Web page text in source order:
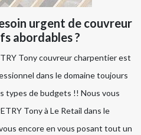
urgent de couvreur
abordables ?
Tony couvreur charpentier est
dans le domaine toujours
types de budgets !! Nous vous
Tony à Le Retail dans le
encore en vous posant tout un